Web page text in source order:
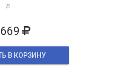
л
В КОРЗИНУ